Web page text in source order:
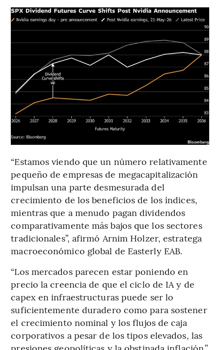
“Estamos viendo que un número relativamente
pequeño de empresas de megacapitalización
impulsan una parte desmesurada del
crecimiento de los beneficios de los índices,
mientras que a menudo pagan dividendos
comparativamente más bajos que los sectores
tradicionales”, afirmó Arnim Holzer, estratega
macroeconómico global de Easterly EAB.
“Los mercados parecen estar poniendo en
precio la creencia de que el ciclo de IA y de
capex en infraestructuras puede ser lo
suficientemente duradero como para sostener
el crecimiento nominal y los flujos de caja
corporativos a pesar de los tipos elevados, las